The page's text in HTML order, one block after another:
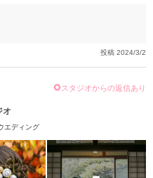
投稿 2024/3/2
スタジオからの返信あり
オ
エディング